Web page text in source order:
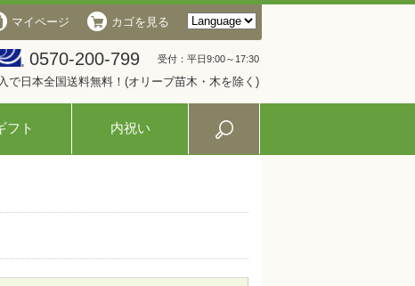
マイページ カゴを見る
0570-200-799 受付：平日9:00～17:30
で日本全国送料無料！(オリーブ苗木・木を除く)
フト 内祝い